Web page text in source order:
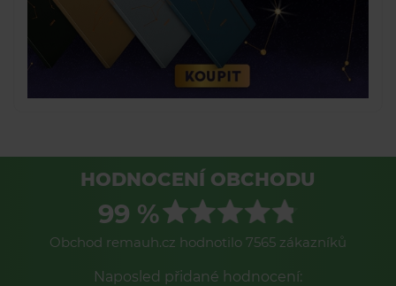
HODNOCENÍ OBCHODU
99 %
Obchod remauh.cz hodnotilo 7565 zákazníků
Naposled přidané hodnocení: